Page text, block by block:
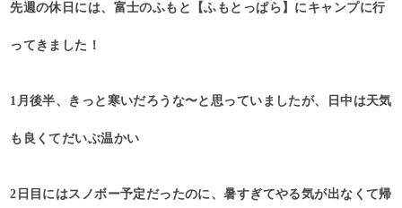
先週の休日には、富士のふもと【ふもとっぱら】にキャンプに行
ってきました！
1月後半、きっと寒いだろうな〜と思っていましたが、日中は天気
も良くてだいぶ温かい
2日目にはスノボー予定だったのに、暑すぎてやる気が出なくて帰